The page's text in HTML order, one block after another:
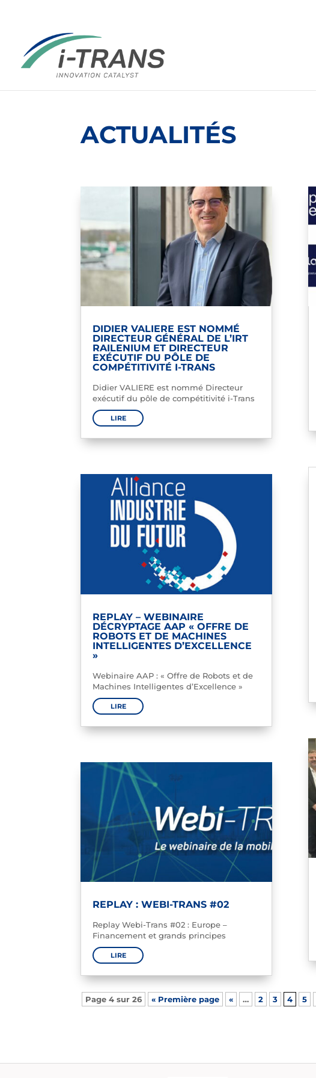
ACTUALITÉS
DIDIER VALIERE EST NOMMÉ
DIRECTEUR GÉNÉRAL DE L’IRT
RAILENIUM ET DIRECTEUR
EXÉCUTIF DU PÔLE DE
COMPÉTITIVITÉ I-TRANS
Didier VALIERE est nommé Directeur
exécutif du pôle de compétitivité i-Trans
LIRE
REPLAY – WEBINAIRE
DÉCRYPTAGE AAP « OFFRE DE
ROBOTS ET DE MACHINES
INTELLIGENTES D’EXCELLENCE
»
Webinaire AAP : « Offre de Robots et de
Machines Intelligentes d’Excellence »
LIRE
REPLAY : WEBI-TRANS #02
Replay Webi-Trans #02 : Europe –
Financement et grands principes
LIRE
Page 4 sur 26 « Première page « … 2 3 4 5